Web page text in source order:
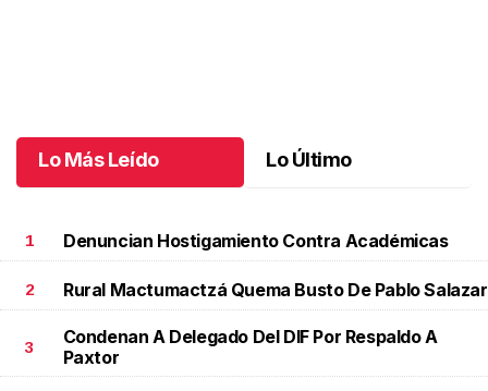
Lo Más Leído Lo Último
1 Denuncian Hostigamiento Contra Académicas
2 Rural Mactumactzá Quema Busto De Pablo Salazar
3
Condenan A Delegado Del DIF Por Respaldo A
Paxtor